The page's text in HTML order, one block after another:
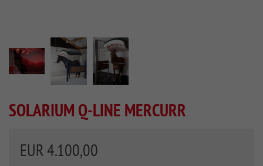
SOLARIUM Q-LINE MERCURR
EUR 4.100,00